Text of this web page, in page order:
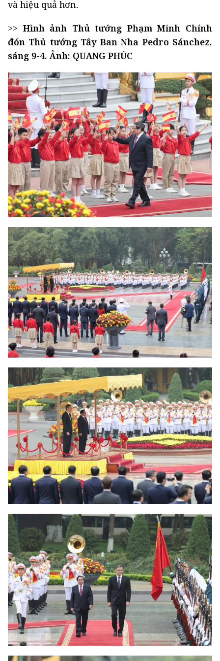
và hiệu quả hơn.
>> Hình ảnh Thủ tướng Phạm Minh Chính
đón Thủ tướng Tây Ban Nha Pedro Sánchez,
sáng 9-4. Ảnh: QUANG PHÚC